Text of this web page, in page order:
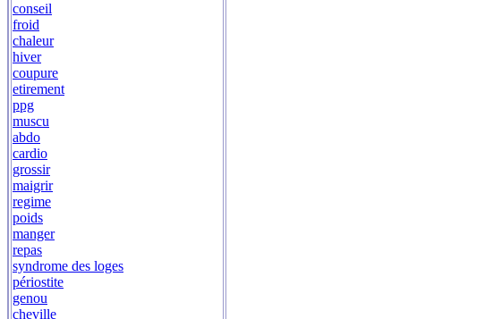
conseil
froid
chaleur
hiver
coupure
etirement
ppg
muscu
abdo
cardio
grossir
maigrir
regime
poids
manger
repas
syndrome des loges
périostite
genou
cheville